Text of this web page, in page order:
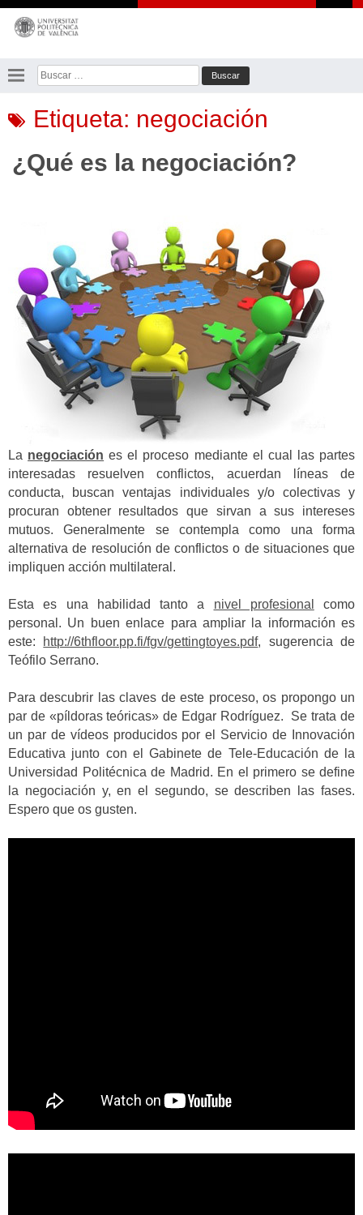
Saltar
contenido
Buscar:
Etiqueta: negociación
¿Qué es la negociación?
La negociación es el proceso mediante el cual las partes
interesadas resuelven conflictos, acuerdan líneas de
conducta, buscan ventajas individuales y/o colectivas y
procuran obtener resultados que sirvan a sus intereses
mutuos. Generalmente se contempla como una forma
alternativa de resolución de conflictos o de situaciones que
impliquen acción multilateral.
Esta es una habilidad tanto a nivel profesional
como
personal. Un buen enlace para ampliar la información es
este: http://6thfloor.pp.fi/fgv/gettingtoyes.pdf, sugerencia de
Teófilo Serrano.
Para descubrir las claves de este proceso, os propongo un
par de «píldoras teóricas» de Edgar Rodríguez. Se trata de
un par de vídeos producidos por el Servicio de Innovación
Educativa junto con el Gabinete de Tele-Educación de la
Universidad Politécnica de Madrid. En el primero se define
la negociación y, en el segundo, se describen las fases.
Espero que os gusten.